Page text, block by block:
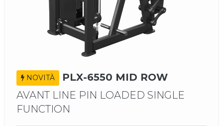
NOVITÀ
PLX-6550 MID ROW
AVANT LINE PIN LOADED SINGLE
FUNCTION